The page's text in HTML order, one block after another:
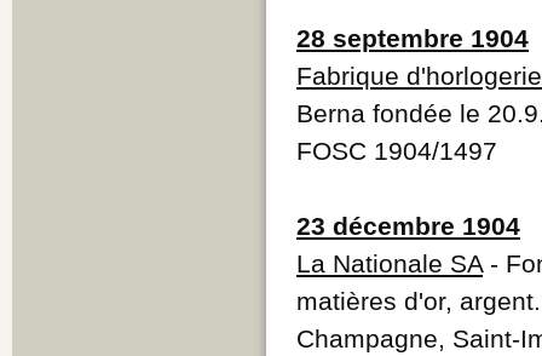
28 septembre 1904
Fabrique
Berna fondée le
FOSC 1904/1497
23 décembre 1904
La Nationale SA -
matières d'or,
Champagne, Saint-